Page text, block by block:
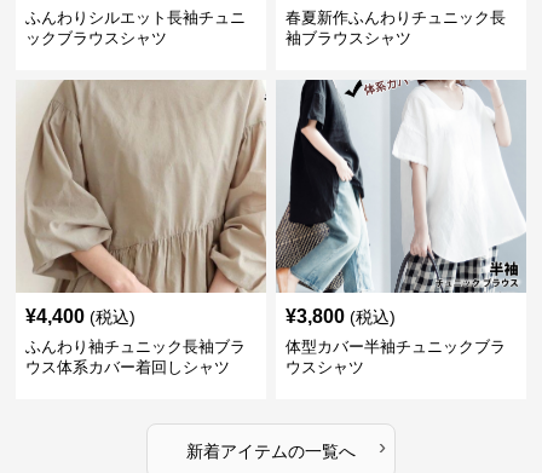
ふんわりシルエット長袖チュニ
ックブラウスシャツ
春夏新作ふんわりチュニック長
袖ブラウスシャツ
¥4,400 (税込)
ふんわり袖チュニック長袖ブラ
ウス体系カバー着回しシャツ
¥3,800 (税込)
体型カバー半袖チュニックブラ
ウスシャツ
新着アイテムの一覧へ ›